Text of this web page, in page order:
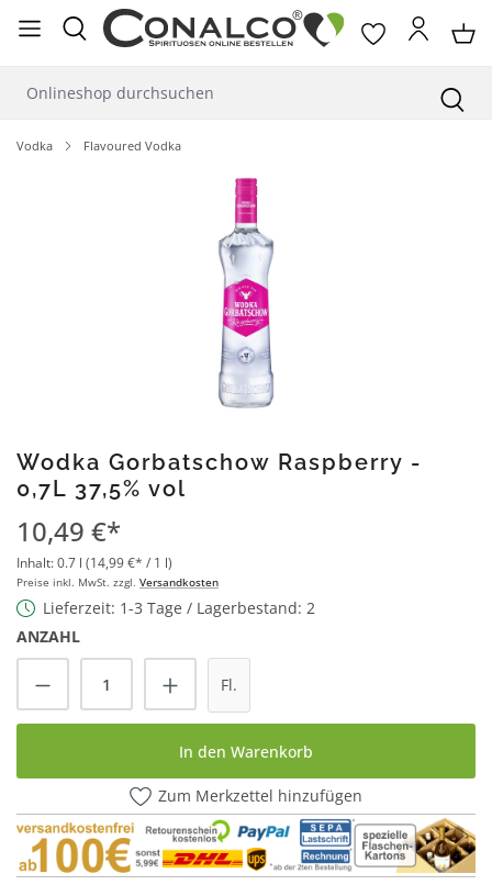
springen
Vodka Flavoured Vodka
Wodka Gorbatschow Raspberry -
0,7L 37,5% vol
10,49 €*
Inhalt:0.7 l (14,99 €* / 1 l)
Preise inkl. MwSt. zzgl. Versandkosten
Lieferzeit: 1-3 Tage / Lagerbestand: 2
ANZAHL
Produkt Anzahl: Gib den gewünschten
Fl.
In den Warenkorb
Zum Merkzettel hinzufügen